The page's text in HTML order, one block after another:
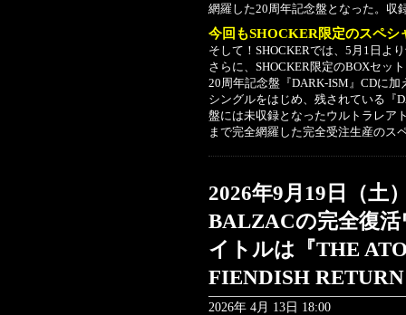
網羅した20周年記念盤となった。収
今回もSHOCKER限定のスペシ
そして！SHOCKERでは、5月1日よ
さらに、SHOCKER限定のBOXセッ
20周年記念盤『DARK-ISM』CDに
シングルをはじめ、残されている『
盤には未収録となったウルトラレア
まで完全網羅した完全受注生産のス
2026年9月19日（土
BALZACの完全復
イトルは『THE
FIENDISH
2026年 4月 13日 18:00